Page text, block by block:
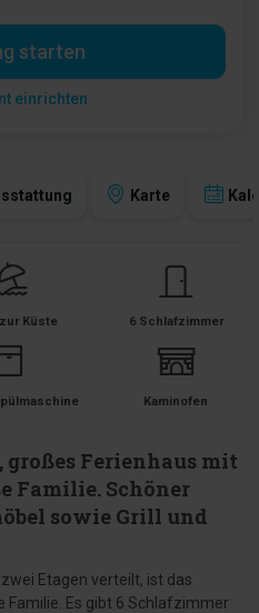
Karte
Küste 6 Schlafzimmer
Kaminofen
großes Ferienhaus mit
Familie. Schöner
sowie Grill und
Etagen verteilt, ist das
Es gibt 6 Schlafzimmer
starten
einrichten